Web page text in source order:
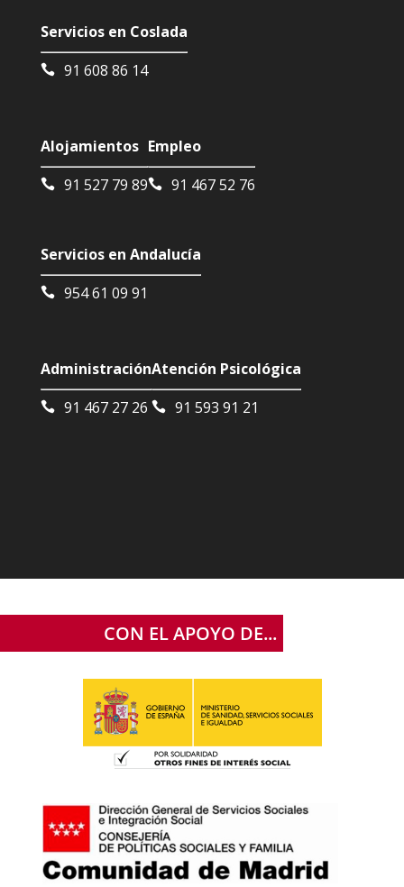
Servicios en Coslada
91 608 86 14
Alojamientos
91 527 79 89
Empleo
91 467 52 76
Servicios en Andalucía
954 61 09 91
Administración
91 467 27 26
Atención Psicológica
91 593 91 21
CON EL APOYO DE...